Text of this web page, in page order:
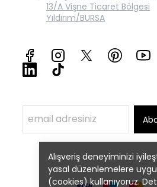
Alışveriş deneyiminizi
yasal düzenlemelere
(cookies) kullanıyoruz.
13/A Vişne Ticaret Bölgesi
Yıldırım/BURSA